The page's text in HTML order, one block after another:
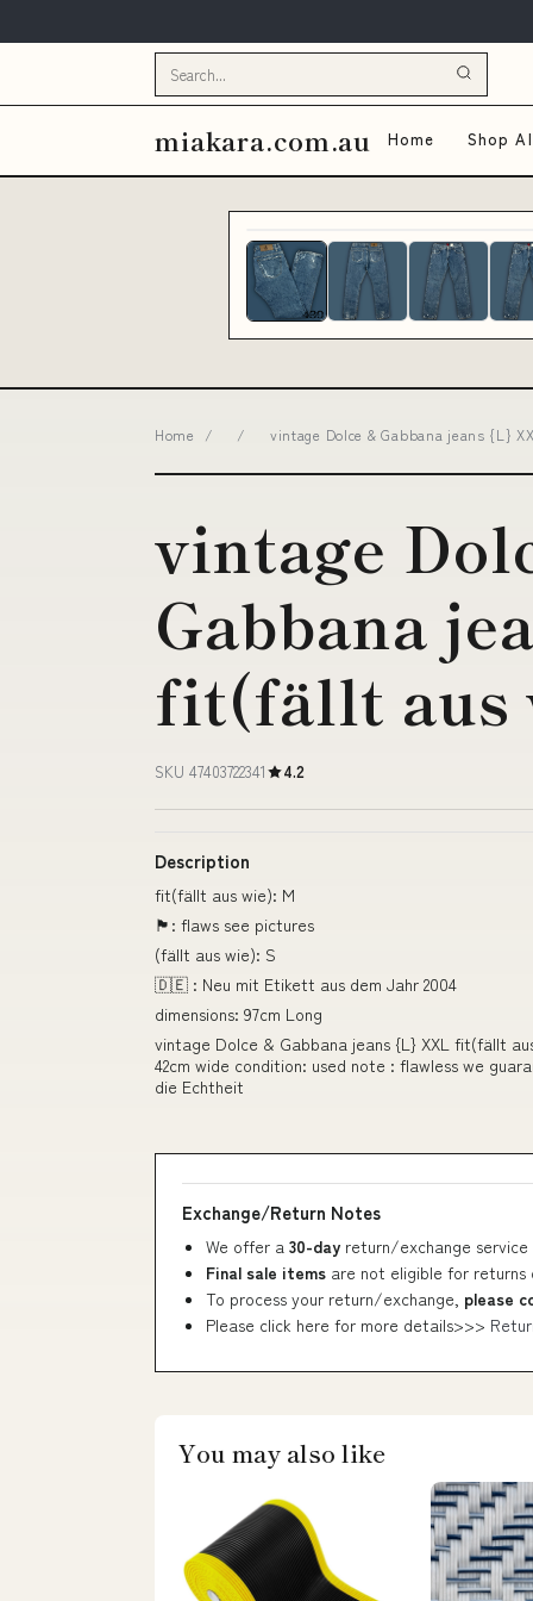
miakara.com.au Home Shop
Home / / vintage Dolce & Gabbana jeans {L}
vintage
Gabbana
fit(fällt aus
SKU 47403722341 4.2
Description
fit(fällt aus wie): M
🏴󠁧󠁢󠁥󠁮󠁧󠁿: flaws see pictures
(fällt aus wie): S
🇩🇪 : Neu mit Etikett aus dem Jahr 2004
dimensions: 97cm Long
vintage Dolce & Gabbana jeans {L} XXL fit(fällt
42cm wide condition: used note : flawless we
die Echtheit
Exchange/Return Notes
We offer a 30-day return/exchange
Final sale items are not eligible for returns
To process your return/exchange, please
Please click here for more details>>>
You may also like